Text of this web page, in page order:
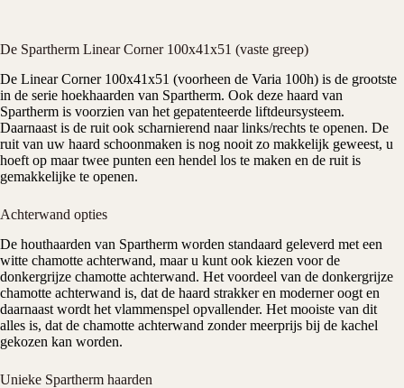
De Spartherm Linear Corner 100x41x51 (vaste greep)
De Linear Corner 100x41x51 (voorheen de Varia 100h) is de grootste
in de serie hoekhaarden van Spartherm. Ook deze haard van
Spartherm is voorzien van het gepatenteerde liftdeursysteem.
Daarnaast is de ruit ook scharnierend naar links/rechts te openen. De
ruit van uw haard schoonmaken is nog nooit zo makkelijk geweest, u
hoeft op maar twee punten een hendel los te maken en de ruit is
gemakkelijke te openen.
Achterwand opties
De houthaarden van Spartherm worden standaard geleverd met een
witte chamotte achterwand, maar u kunt ook kiezen voor de
donkergrijze chamotte achterwand. Het voordeel van de donkergrijze
chamotte achterwand is, dat de haard strakker en moderner oogt en
daarnaast wordt het vlammenspel opvallender. Het mooiste van dit
alles is, dat de chamotte achterwand zonder meerprijs bij de kachel
gekozen kan worden.
Unieke Spartherm haarden